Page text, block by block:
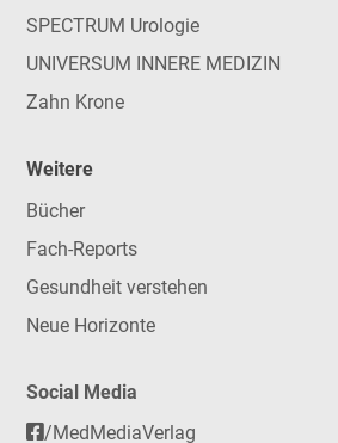
SPECTRUM Urologie
UNIVERSUM INNERE MEDIZIN
Zahn Krone
Weitere
Bücher
Fach-Reports
Gesundheit verstehen
Neue Horizonte
Social Media
/MedMediaVerlag